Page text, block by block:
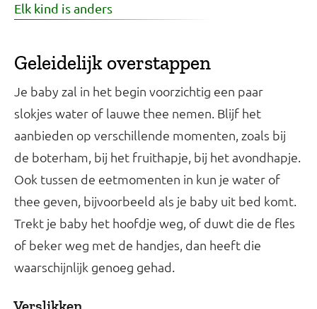
Elk kind is anders
Geleidelijk overstappen
Je baby zal in het begin voorzichtig een paar
slokjes water of lauwe thee nemen. Blijf het
aanbieden op verschillende momenten, zoals bij
de boterham, bij het fruithapje, bij het avondhapje.
Ook tussen de eetmomenten in kun je water of
thee geven, bijvoorbeeld als je baby uit bed komt.
Trekt je baby het hoofdje weg, of duwt die de fles
of beker weg met de handjes, dan heeft die
waarschijnlijk genoeg gehad.